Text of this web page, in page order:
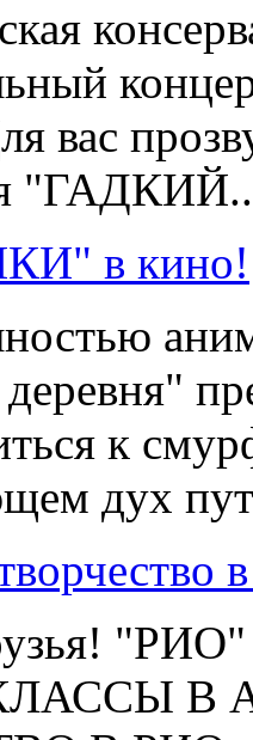
вас
в кино!
к
дух
В